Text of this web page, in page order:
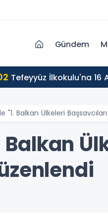
Gündem
Tefeyyüz İlkokulu'na 16
"1. Balkan Ülkeleri
Balkan